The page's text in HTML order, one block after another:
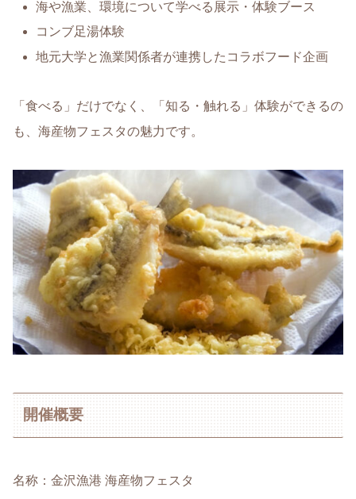
海や漁業、環境について学べる展示・体験ブース
コンブ足湯体験
地元大学と漁業関係者が連携したコラボフード企画
「食べる」だけでなく、「知る・触れる」体験ができるの
も、海産物フェスタの魅力です。
開催概要
名称：金沢漁港 海産物フェスタ